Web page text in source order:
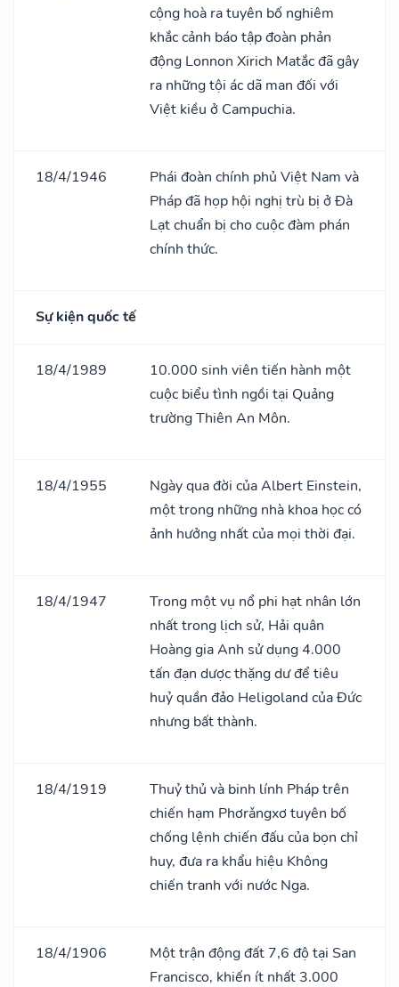
cộng hoà ra tuyên bố nghiêm
khắc cảnh báo tập đoàn phản
động Lonnon Xirich Matắc đã gây
ra những tội ác dã man đối với
Việt kiều ở Campuchia.
18/4/1946
Phái đoàn chính phủ Việt Nam và
Pháp đã họp hội nghị trù bị ở Đà
Lạt chuẩn bị cho cuộc đàm phán
chính thức.
Sự kiện quốc tế
18/4/1989
10.000 sinh viên tiến hành một
cuộc biểu tình ngồi tại Quảng
trường Thiên An Môn.
18/4/1955
Ngày qua đời của Albert Einstein,
một trong những nhà khoa học có
ảnh hưởng nhất của mọi thời đại.
18/4/1947
Trong một vụ nổ phi hạt nhân lớn
nhất trong lịch sử, Hải quân
Hoàng gia Anh sử dụng 4.000
tấn đạn dược thặng dư để tiêu
huỷ quần đảo Heligoland của Đức
nhưng bất thành.
18/4/1919
Thuỷ thủ và binh lính Pháp trên
chiến hạm Phơrǎngxơ tuyên bố
chống lệnh chiến đấu của bọn chỉ
huy, đưa ra khẩu hiệu Không
chiến tranh với nước Nga.
18/4/1906
Một trận động đất 7,6 độ tại San
Francisco, khiến ít nhất 3.000